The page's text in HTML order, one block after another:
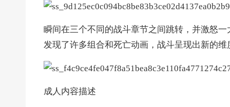
瞬间在三个不同的战斗章节之间跳转，并激怒
发现了许多组合和死亡动画，战斗呈现出新的维
成人内容描述